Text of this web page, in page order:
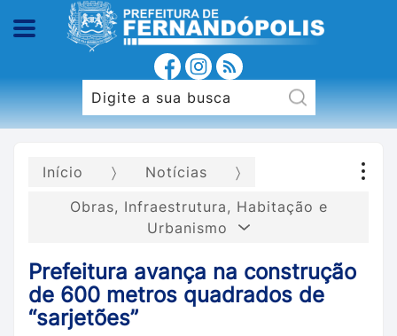
Início
Notícias
Obras, Infraestrutura, Habitação e
Urbanismo
Prefeitura avança na construção
de 600 metros quadrados de
“sarjetões”